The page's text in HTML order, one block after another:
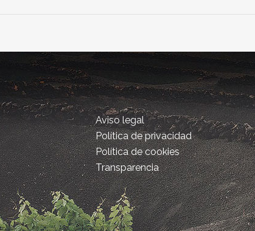
Aviso legal
Política de privacidad
Política de cookies
Transparencia